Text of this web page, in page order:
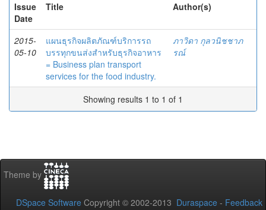
Issue
Date
Title Author(s)
2015-
05-10
แผนธุรกิจผลิตภัณฑ์บริการรถ
บรรทุกขนส่งสำหรับธุรกิจอาหาร
= Business plan transport
services for the food industry.
ภาวิดา กุลวนิชชาภ
รณ์
Showing results 1 to 1 of 1
Theme by
DSpace Software Copyright © 2002-2013 Duraspace - Feedback